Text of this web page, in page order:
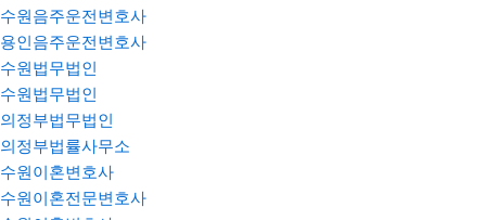
수원음주운전변호사
용인음주운전변호사
수원법무법인
수원법무법인
의정부법무법인
의정부법률사무소
수원이혼변호사
수원이혼전문변호사